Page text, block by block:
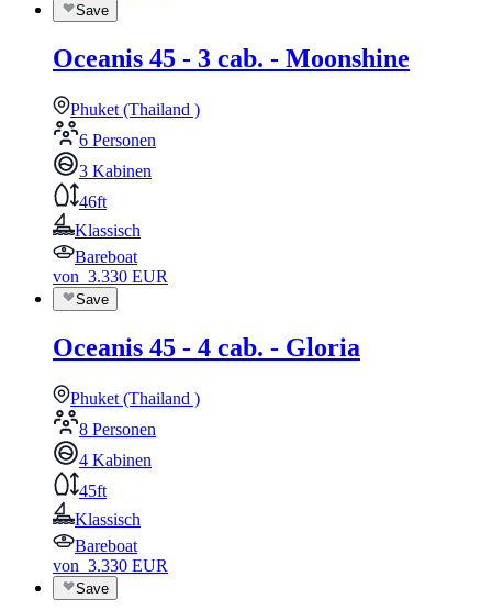
Save
Oceanis 45 - 3 cab. - Moonshine
Phuket (Thailand )
6 Personen
3 Kabinen
46ft
Klassisch
Bareboat
von 3.330 EUR
Save
Oceanis 45 - 4 cab. - Gloria
Phuket (Thailand )
8 Personen
4 Kabinen
45ft
Klassisch
Bareboat
von 3.330 EUR
Save